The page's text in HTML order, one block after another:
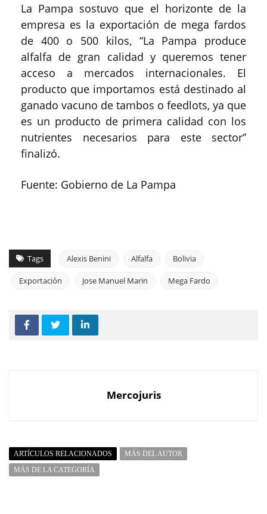
La Pampa sostuvo que el horizonte de la
empresa es la exportación de mega fardos
de 400 o 500 kilos, “La Pampa produce
alfalfa de gran calidad y queremos tener
acceso a mercados internacionales. El
producto que importamos está destinado al
ganado vacuno de tambos o feedlots, ya que
es un producto de primera calidad con los
nutrientes necesarios para este sector”
finalizó.
Fuente: Gobierno de La Pampa
Tags Alexis Benini Alfalfa Bolivia
Exportación Jose Manuel Marin Mega Fardo
Mercojuris
ARTÍCULOS RELACIONADOS
MÁS DEL AUTOR
MÁS DE LA CATEGORÍA